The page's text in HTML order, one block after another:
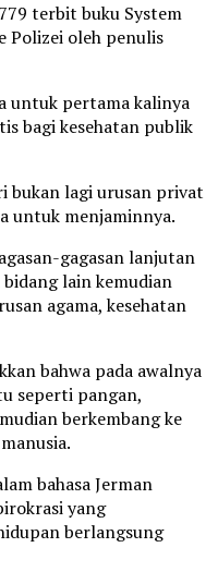
terbit buku System
Polizei oleh penulis
untuk pertama kalinya
bagi kesehatan publik
bukan lagi urusan privat
untuk menjaminnya.
gagasan lanjutan
lain kemudian
agama, kesehatan
bahwa pada awalnya
seperti pangan,
berkembang ke
bahasa Jerman
yang
berlangsung